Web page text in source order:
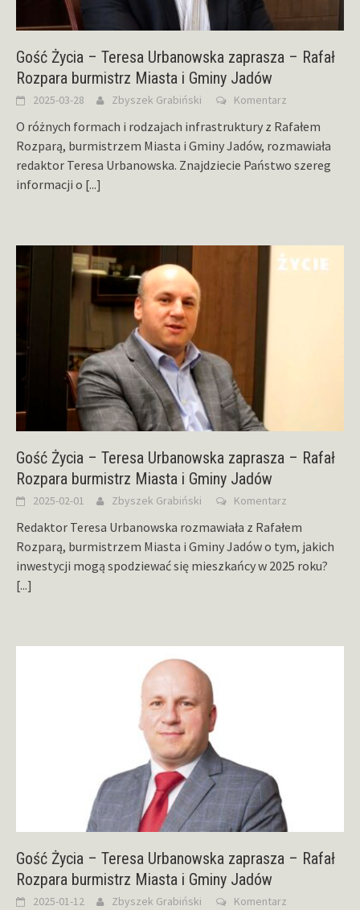
Gość Życia – Teresa Urbanowska zaprasza – Rafał
Rozpara burmistrz Miasta i Gminy Jadów
2025-03-28 Zbyszek Grabiński Komentarz
O różnych formach i rodzajach infrastruktury z Rafałem
Rozparą, burmistrzem Miasta i Gminy Jadów, rozmawiała
redaktor Teresa Urbanowska. Znajdziecie Państwo szereg
informacji o [...]
Gość Życia – Teresa Urbanowska zaprasza – Rafał
Rozpara burmistrz Miasta i Gminy Jadów
2025-02-01 Zbyszek Grabiński Komentarz
Redaktor Teresa Urbanowska rozmawiała z Rafałem
Rozparą, burmistrzem Miasta i Gminy Jadów o tym, jakich
inwestycji mogą spodziewać się mieszkańcy w 2025 roku?
[...]
Gość Życia – Teresa Urbanowska zaprasza – Rafał
Rozpara burmistrz Miasta i Gminy Jadów
2025-01-12 Zbyszek Grabiński Komentarz